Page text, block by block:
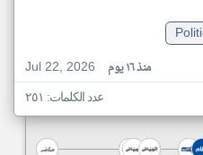
Jul 22, 2026
منذ ١٦ يوم
عدد الكلمات: ٢٥١